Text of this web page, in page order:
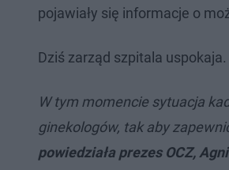
pojawiały się informacje o
Dziś zarząd szpitala uspokaja.
W tym momencie sytuacja
ginekologów, tak aby
powiedziała prezes OCZ,